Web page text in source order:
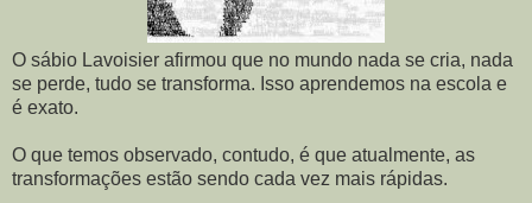
O sábio Lavoisier afirmou que no mundo nada se cria, nada
se perde, tudo se transforma. Isso aprendemos na escola e
é exato.
O que temos observado, contudo, é que atualmente, as
transformações estão sendo cada vez mais rápidas.